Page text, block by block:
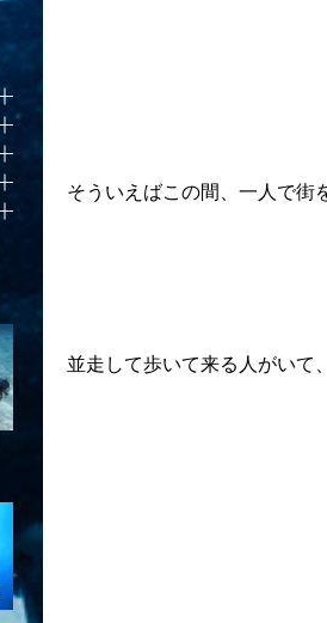
そういえばこの間、一人で街
並走して歩いて来る人がいて、